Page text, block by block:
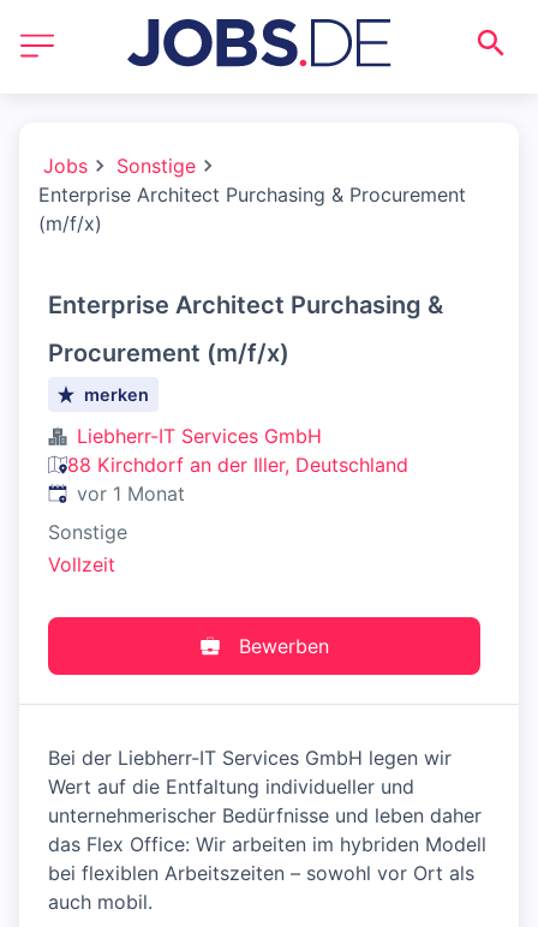
Jobs
Sonstige
Enterprise Architect Purchasing & Procurement
(m/f/x)
Enterprise Architect Purchasing &
Procurement (m/f/x)
merken
Liebherr-IT Services GmbH
88 Kirchdorf an der Iller, Deutschland
Veröffentlicht:
vor 1 Monat
Sonstige
Vollzeit
Bewerben
Bei der Liebherr-IT Services GmbH legen wir
Wert auf die Entfaltung individueller und
unternehmerischer Bedürfnisse und leben daher
das Flex Office: Wir arbeiten im hybriden Modell
bei flexiblen Arbeitszeiten – sowohl vor Ort als
auch mobil.